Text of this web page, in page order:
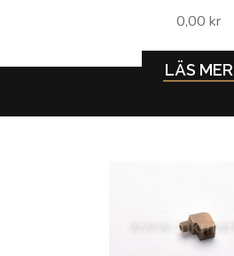
0,00 kr
LÄS MER